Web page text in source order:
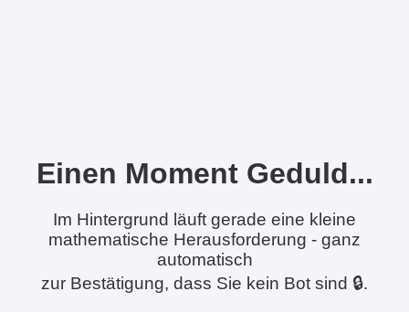
Einen Moment Geduld...
Im Hintergrund läuft gerade eine kleine
mathematische Herausforderung - ganz
automatisch
zur Bestätigung, dass Sie kein Bot sind 🔒.